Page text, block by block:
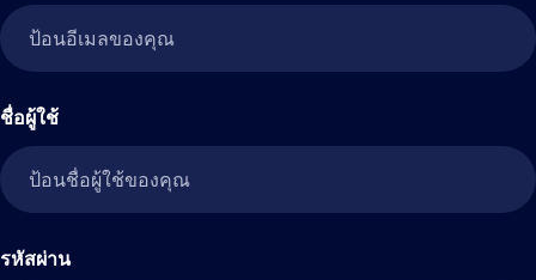
ชื่อผู้ใช้
รหัสผ่าน